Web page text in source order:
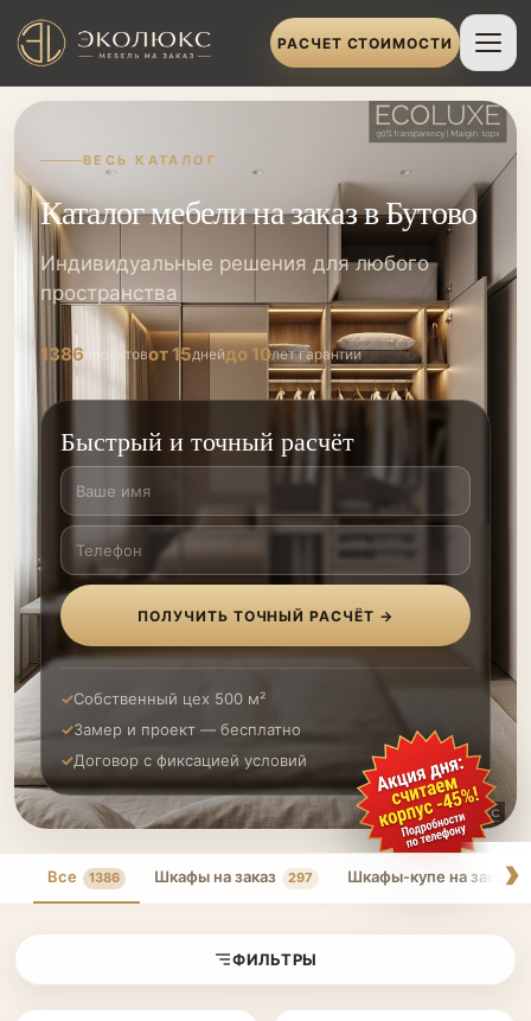
РАСЧЕТ СТОИМОСТИ
ВЕСЬ КАТАЛОГ
Каталог мебели на заказ в Бутово
Индивидуальные решения для любого
пространства
1386 проектовот 15днейдо 10лет гарантии
Быстрый и точный расчёт
ПОЛУЧИТЬ ТОЧНЫЙ РАСЧЁТ →
Собственный цех 500 м²
Замер и проект — бесплатно
Договор с фиксацией условий
Все 1386 Шкафы на заказ 297 Шкафы-купе на заказ
ФИЛЬТРЫ